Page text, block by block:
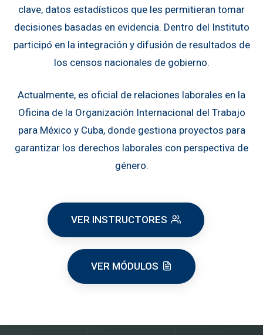
clave, datos estadísticos que les permitieran tomar
decisiones basadas en evidencia. Dentro del Instituto
participó en la integración y difusión de resultados de
los censos nacionales de gobierno.
Actualmente, es oficial de relaciones laborales en la
Oficina de la Organización Internacional del Trabajo
para México y Cuba, donde gestiona proyectos para
garantizar los derechos laborales con perspectiva de
género.
VER INSTRUCTORES
VER MÓDULOS